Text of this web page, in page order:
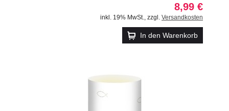
8,99 €
inkl. 19% MwSt. zzgl. Versandkosten
In den Warenkorb